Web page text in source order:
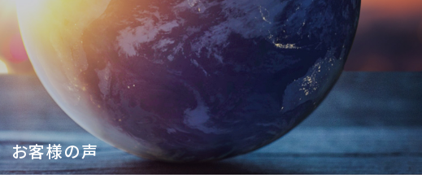
お客様の声